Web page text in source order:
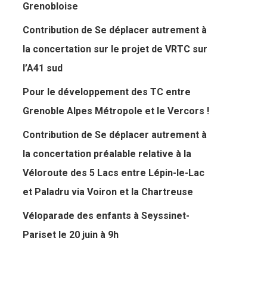
Grenobloise
Contribution de Se déplacer autrement à
la concertation sur le projet de VRTC sur
l’A41 sud
Pour le développement des TC entre
Grenoble Alpes Métropole et le Vercors !
Contribution de Se déplacer autrement à
la concertation préalable relative à la
Véloroute des 5 Lacs entre Lépin-le-Lac
et Paladru via Voiron et la Chartreuse
Véloparade des enfants à Seyssinet-
Pariset le 20 juin à 9h